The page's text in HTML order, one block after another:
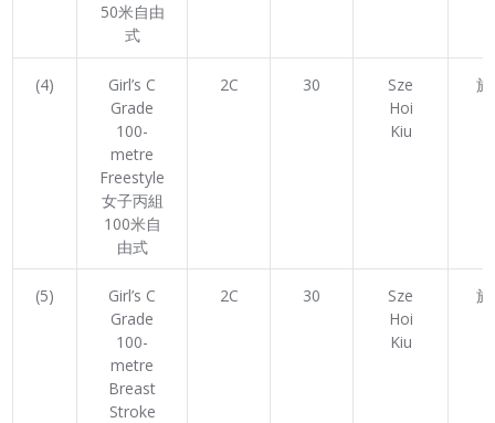
50米自由
式
(4)
Girl’s C
Grade
100-
metre
Freestyle
女子丙組
100米自
由式
2C 30
Sze
Hoi
Kiu
(5)
Girl’s C
Grade
100-
metre
Breast
Stroke
2C 30
Sze
Hoi
Kiu